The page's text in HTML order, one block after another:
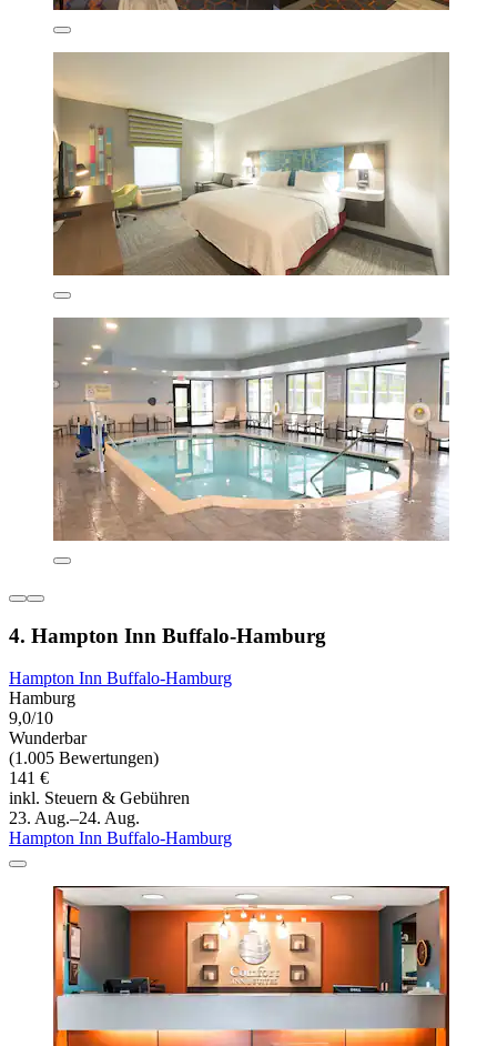
4. Hampton Inn Buffalo-Hamburg
Hampton Inn Buffalo-Hamburg
Hamburg
9,0/10
Wunderbar
(1.005 Bewertungen)
141 €
inkl. Steuern & Gebühren
23. Aug.–24. Aug.
Hampton Inn Buffalo-Hamburg